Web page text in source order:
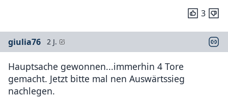
3
giulia76 2 J.
Hauptsache gewonnen...immerhin 4 Tore
gemacht. Jetzt bitte mal nen Auswärtssieg
nachlegen.